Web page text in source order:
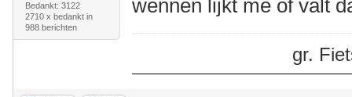
Bedankt: 3122
2710 x bedankt in
988 berichten
wennen lijkt me of valt
gr.